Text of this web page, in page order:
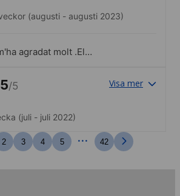
(augusti - augusti 2023)
agradat molt .El
respectuosos,
5/5 Visa mer
(juli - juli 2022)
2 3 4 5 ... 42